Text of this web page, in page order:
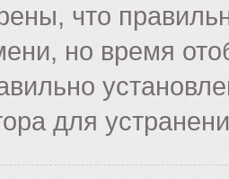
что
но время
для